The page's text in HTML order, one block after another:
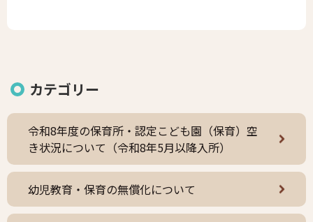
カテゴリー
令和8年度の保育所・認定こども園（保育）空
き状況について（令和8年5月以降入所）
幼児教育・保育の無償化について